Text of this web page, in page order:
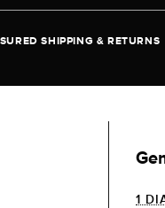
SHIPPING & RETURNS
1